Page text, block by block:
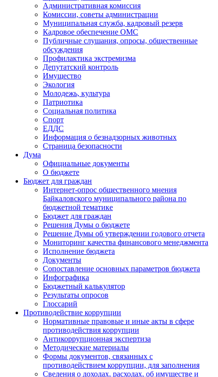
Административная комиссия
Комиссии, советы администрации
Муниципальная служба, кадровый резерв
Кадровое обеспечение ОМС
Публичные слушания, опросы, общественные
обсуждения
Профилактика экстремизма
Депутатский контроль
Имущество
Экология
Молодежь, культура
Патриотика
Социальная политика
Спорт
ЕДДС
Информация о безнадзорных животных
Страница безопасности
Дума
Официальные документы
О бюджете
Бюджет для граждан
Интернет-опрос общественного мнения
Байкаловского муниципального района по
бюджетной тематике
Бюджет для граждан
Решения Думы о бюджете
Решение Думы об утверждении годового отчета
Мониторинг качества финансового менеджмента
Исполнение бюджета
Документы
Сопоставление основных параметров бюджета
Инфографика
Бюджетный калькулятор
Результаты опросов
Глоссарий
Противодействие коррупции
Нормативные правовые и иные акты в сфере
противодействия коррупции
Антикоррупционная экспертиза
Методические материалы
Формы документов, связанных с
противодействием коррупции, для заполнения
Сведения о доходах, расходах, об имуществе и